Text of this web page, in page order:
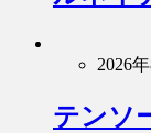
2026
テンソ